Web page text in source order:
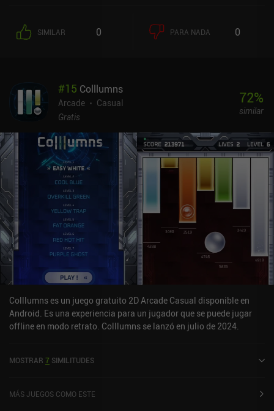
SIMILAR 0 PARA NADA 0
#15 Colllumns
Arcade
Casual
Gratis
72%
similar
Colllumns es un juego gratuito 2D Arcade Casual disponible en
Android. Es una experiencia para un jugador que se puede jugar
offline en modo retrato. Colllumns se lanzó en julio de 2024.
MOSTRAR 7 SIMILITUDES
MÁS JUEGOS COMO ESTE